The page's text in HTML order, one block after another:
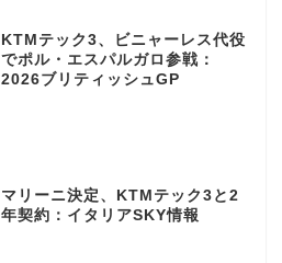
KTMテック3、ビニャーレス代役
でポル・エスパルガロ参戦：
2026ブリティッシュGP
マリーニ決定、KTMテック3と2
年契約：イタリアSKY情報